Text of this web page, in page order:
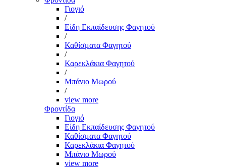
Γιογιό
/
Είδη Εκπαίδευσης Φαγητού
/
Καθίσματα Φαγητού
/
Καρεκλάκια Φαγητού
/
Μπάνιο Μωρού
/
view more
Φροντίδα
Γιογιό
Είδη Εκπαίδευσης Φαγητού
Καθίσματα Φαγητού
Καρεκλάκια Φαγητού
Μπάνιο Μωρού
view more